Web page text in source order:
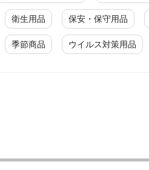
衛生用品 保安・保守用品
季節商品 ウイルス対策用品